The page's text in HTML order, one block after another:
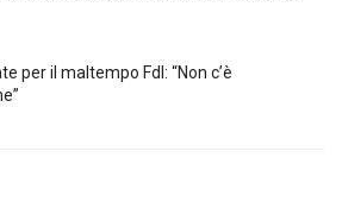
per il maltempo FdI: “Non c’è